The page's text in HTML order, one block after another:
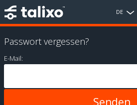
DE
Passwort vergessen?
E-Mail: